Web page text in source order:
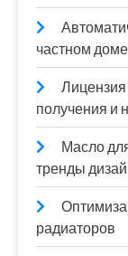
частном
получения и
Масло
тренды
радиаторов